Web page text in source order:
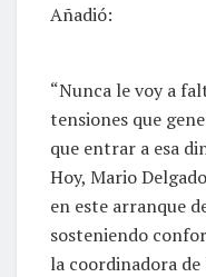
Añadió:
“Nunca le voy a
tensiones que
que entrar a esa
Hoy, Mario
en este arranque
sosteniendo
la coordinadora de